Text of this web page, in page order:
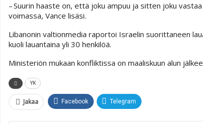
– Suurin haaste on, että joku ampuu ja sitten joku
voimassa, Vance lisäsi.
Libanonin valtionmedia raportoi Israelin suorittaneen
kuoli lauantaina yli 30 henkilöä.
Ministeriön mukaan konfliktissa on maaliskuun alun
YK
Jakaa Facebook Telegram